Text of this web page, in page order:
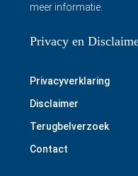
meer informatie.
Privacy en
Privacyverklaring
Disclaimer
Terugbelverzoek
Contact